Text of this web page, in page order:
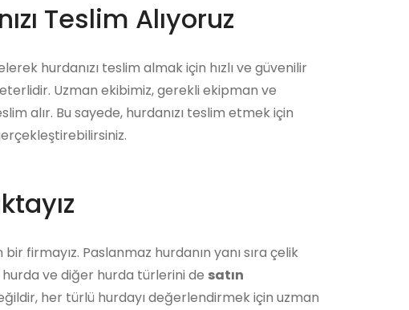
Teslim Alıyoruz
hurdanızı teslim almak için hızlı ve güvenilir
Uzman ekibimiz, gerekli ekipman ve
alır. Bu sayede, hurdanızı teslim etmek için
firmayız. Paslanmaz hurdanın yanı sıra çelik
ve diğer hurda türlerini de satın
her türlü hurdayı değerlendirmek için uzman